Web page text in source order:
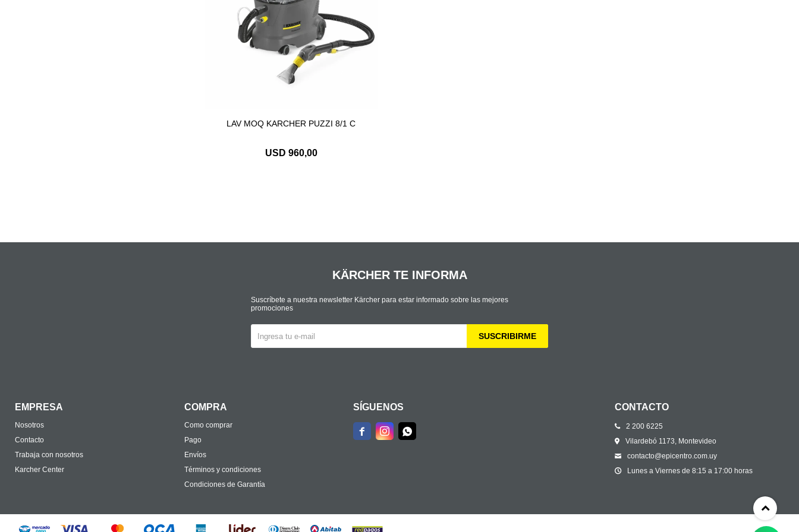
LAV MOQ KARCHER PUZZI 8/1 C
USD 960,00
CONTACTO
2 200 6225
Vilardebó 1173, Montevideo
contacto@epicentro.com.uy
Lunes a Viernes de 8:15 a 17:00 horas
EMPRESA
Nosotros
Contacto
Trabaja con nosotros
Karcher Center
COMPRA
Como comprar
Pago
Envíos
Términos y condiciones
Condiciones de Garantía
SÍGUENOS
  
KÄRCHER TE INFORMA
Suscríbete a nuestra newsletter Kärcher para estar informado sobre las mejores
promociones
SUSCRIBIRME